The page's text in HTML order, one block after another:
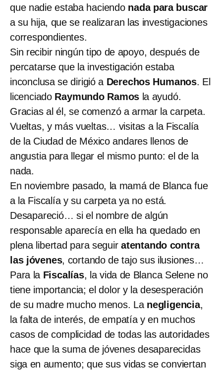
que nadie estaba haciendo nada para buscar
a su hija, que se realizaran las investigaciones
correspondientes.
Sin recibir ningún tipo de apoyo, después de
percatarse que la investigación estaba
inconclusa se dirigió a Derechos Humanos. El
licenciado Raymundo Ramos la ayudó.
Gracias al él, se comenzó a armar la carpeta.
Vueltas, y más vueltas… visitas a la Fiscalía
de la Ciudad de México andares llenos de
angustia para llegar el mismo punto: el de la
nada.
En noviembre pasado, la mamá de Blanca fue
a la Fiscalía y su carpeta ya no está.
Desapareció… si el nombre de algún
responsable aparecía en ella ha quedado en
plena libertad para seguiratentando contra
las jóvenes, cortando de tajo sus ilusiones…
Para la Fiscalías, la vida de Blanca Selene no
tiene importancia; el dolor y la desesperación
de su madre mucho menos. La negligencia,
la falta de interés, de empatía y en muchos
casos de complicidad de todas las autoridades
hace que la suma de jóvenes desaparecidas
siga en aumento; que sus vidas se conviertan